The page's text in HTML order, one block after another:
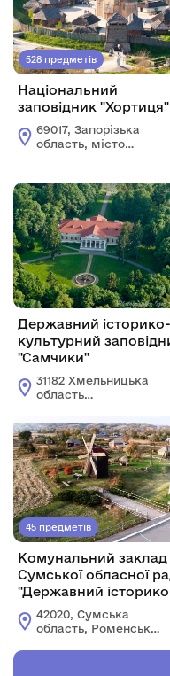
528 предметів
Національний
заповідник "Хортиця"
69017, Запорізька
область, місто
Державний історико-
культурний
"Самчики"
31182 Хмельницька
область
село Самчики
вулиця Самчики 1А
45 предметів
Комунальний заклад
Сумської обласної
"Державний
культурний
"Посулля"
42020, Сумська
область, Роменський